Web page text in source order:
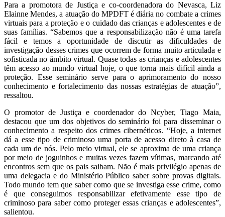
Para a promotora de Justiça e co-coordenadora do Nevasca, Liz
Elainne Mendes, a atuação do MPDFT é diária no combate a crimes
virtuais para a proteção e o cuidado das crianças e adolescentes e de
suas famílias. “Sabemos que a responsabilização não é uma tarefa
fácil e temos a oportunidade de discutir as dificuldades de
investigação desses crimes que ocorrem de forma muito articulada e
sofisticada no âmbito virtual. Quase todas as crianças e adolescentes
têm acesso ao mundo virtual hoje, o que torna mais difícil ainda a
proteção. Esse seminário serve para o aprimoramento do nosso
conhecimento e fortalecimento das nossas estratégias de atuação”,
ressaltou.
O promotor de Justiça e coordenador do Ncyber, Tiago Maia,
destacou que um dos objetivos do seminário foi para disseminar o
conhecimento a respeito dos crimes cibernéticos. “Hoje, a internet
dá a esse tipo de criminoso uma porta de acesso direto à casa de
cada um de nós. Pelo meio virtual, ele se aproxima de uma criança
por meio de joguinhos e muitas vezes fazem vítimas, marcando até
encontros sem que os pais saibam. Não é mais privilégio apenas de
uma delegacia e do Ministério Público saber sobre provas digitais.
Todo mundo tem que saber como que se investiga esse crime, como
é que conseguimos responsabilizar efetivamente esse tipo de
criminoso para saber como proteger essas crianças e adolescentes”,
salientou.